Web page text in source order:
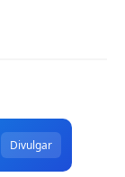
Divulgar